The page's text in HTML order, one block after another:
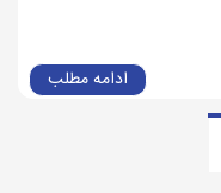
ادامه مطلب